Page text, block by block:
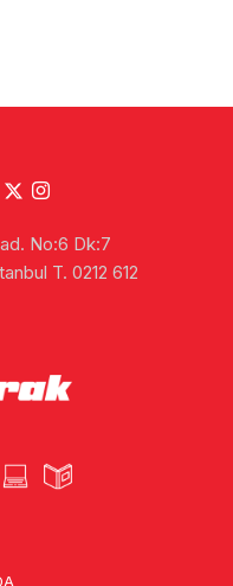
No:6 Dk:7
T. 0212 612